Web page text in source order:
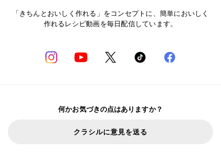
「きちんとおいしく作れる」をコンセプトに、簡単においしく
作れるレシピ動画を毎日配信しています。
何かお気づきの点はありますか？
クラシルに意見を送る